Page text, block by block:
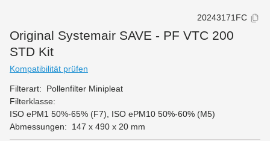
20243171FC
Original Systemair SAVE - PF VTC 200
STD Kit
Kompatibilität prüfen
Filterart:
Pollenfilter Minipleat
Filterklasse:
ISO ePM1 50%-65% (F7) , ISO ePM10 50%-60% (M5)
Abmessungen:
147 x 490 x 20 mm